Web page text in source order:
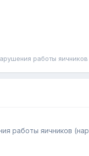
работы яичников